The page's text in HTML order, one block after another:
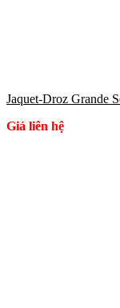
Jaquet-Droz Grande
Giá liên hệ